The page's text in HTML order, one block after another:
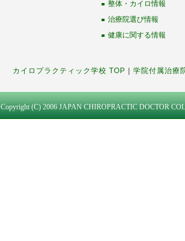
■ 整体・カイロ情報
■ 治療院選び情報
■ 健康に関する情報
カイロプラクティック学校 TOP 学院付属治療
Copyright (C) 2006 JAPAN CHIROPRACTIC DOCTOR